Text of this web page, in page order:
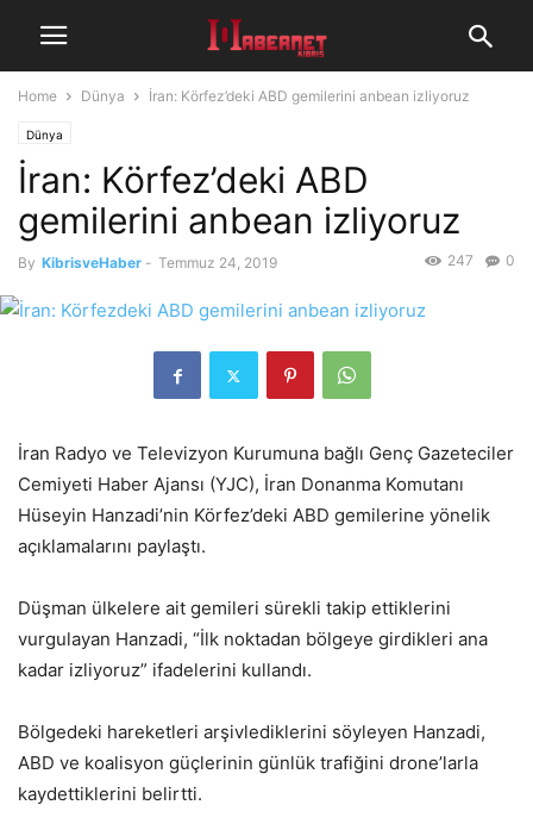
Home Dünya İran: Körfez’deki ABD gemilerini anbean izliyoruz
Dünya
İran: Körfez’deki ABD
gemilerini anbean izliyoruz
By KibrisveHaber - Temmuz 24, 2019 0
247
İran Radyo ve Televizyon Kurumuna bağlı Genç Gazeteciler
Cemiyeti Haber Ajansı (YJC), İran Donanma Komutanı
Hüseyin Hanzadi’nin Körfez’deki ABD gemilerine yönelik
açıklamalarını paylaştı.
Düşman ülkelere ait gemileri sürekli takip ettiklerini
vurgulayan Hanzadi, “İlk noktadan bölgeye girdikleri ana
kadar izliyoruz” ifadelerini kullandı.
Bölgedeki hareketleri arşivlediklerini söyleyen Hanzadi,
ABD ve koalisyon güçlerinin günlük trafiğini drone’larla
kaydettiklerini belirtti.